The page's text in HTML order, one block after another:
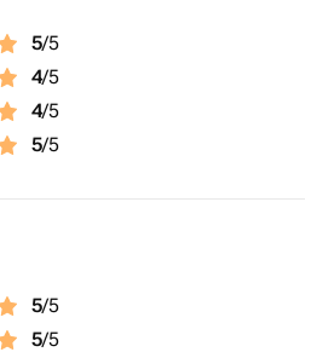
5/5
4/5
4/5
5/5
5/5
5/5